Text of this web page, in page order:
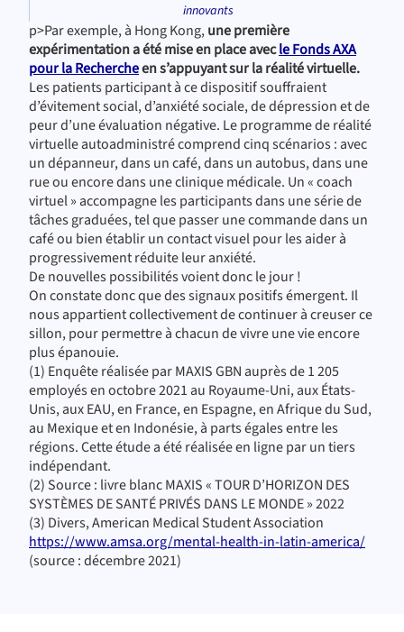
innovants
p>Par exemple, à Hong Kong,une première
expérimentation a été mise en place avecle Fonds AXA
pour la Rechercheen s’appuyant sur la réalité virtuelle.
Les patients participant à ce dispositif souffraient
d’évitement social, d’anxiété sociale, de dépression et de
peur d’une évaluation négative. Le programme de réalité
virtuelle autoadministré comprend cinq scénarios : avec
un dépanneur, dans un café, dans un autobus, dans une
rue ou encore dans une clinique médicale. Un « coach
virtuel » accompagne les participants dans une série de
tâches graduées, tel que passer une commande dans un
café ou bien établir un contact visuel pour les aider à
progressivement réduite leur anxiété.
De nouvelles possibilités voient donc le jour !
On constate donc que des signaux positifs émergent. Il
nous appartient collectivement de continuer à creuser ce
sillon, pour permettre à chacun de vivre une vie encore
plus épanouie.
(1) Enquête réalisée par MAXIS GBN auprès de 1 205
employés en octobre 2021 au Royaume-Uni, aux États-
Unis, aux EAU, en France, en Espagne, en Afrique du Sud,
au Mexique et en Indonésie, à parts égales entre les
régions. Cette étude a été réalisée en ligne par un tiers
indépendant.
(2) Source : livre blanc MAXIS « TOUR D’HORIZON DES
SYSTÈMES DE SANTÉ PRIVÉS DANS LE MONDE » 2022
(3) Divers, American Medical Student Association
https://www.amsa.org/mental-health-in-latin-america/
(source : décembre 2021)